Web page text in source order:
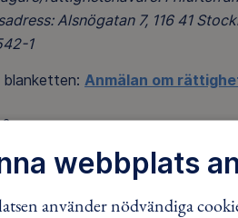
Alsnögatan 7, 116 41
1
blanketten: Anmälan om
är medlem i
Aktiegåvan
webbplats
använder nödvändiga